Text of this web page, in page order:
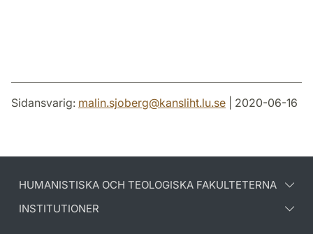
Sidansvarig: malin.sjoberg@kansliht.lu.se | 2020-06-16
HUMANISTISKA OCH TEOLOGISKA FAKULTETERNA
INSTITUTIONER